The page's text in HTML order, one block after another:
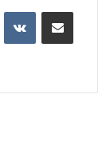
VKontakteShare via Email